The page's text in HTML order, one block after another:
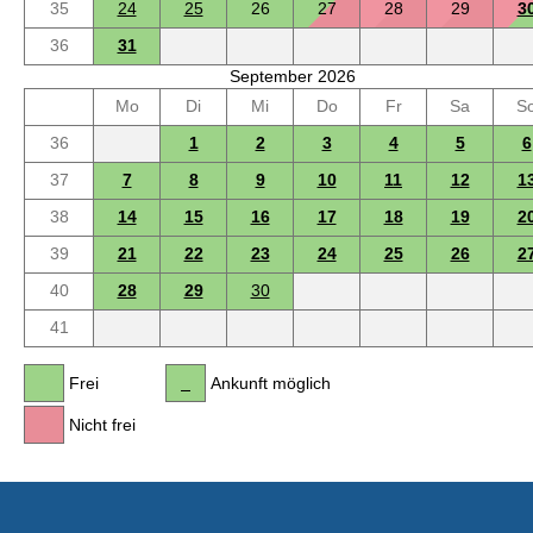
35
24 25 26 27 28 29
36
31
September 2026
Mo
Di Mi Do Fr Sa
36
1 2 3 4 5
6
37
7 8 9 10 11 12
38
14 15 16 17 18 19
39
21 22 23 24 25 26
40
28 29
30
41
Frei
Nicht frei
Ankunft möglich